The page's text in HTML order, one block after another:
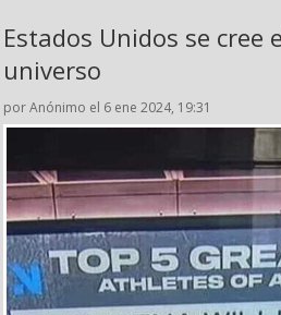
Estados Unidos se cree
universo
por Anónimo el 6 ene 2024, 19:31